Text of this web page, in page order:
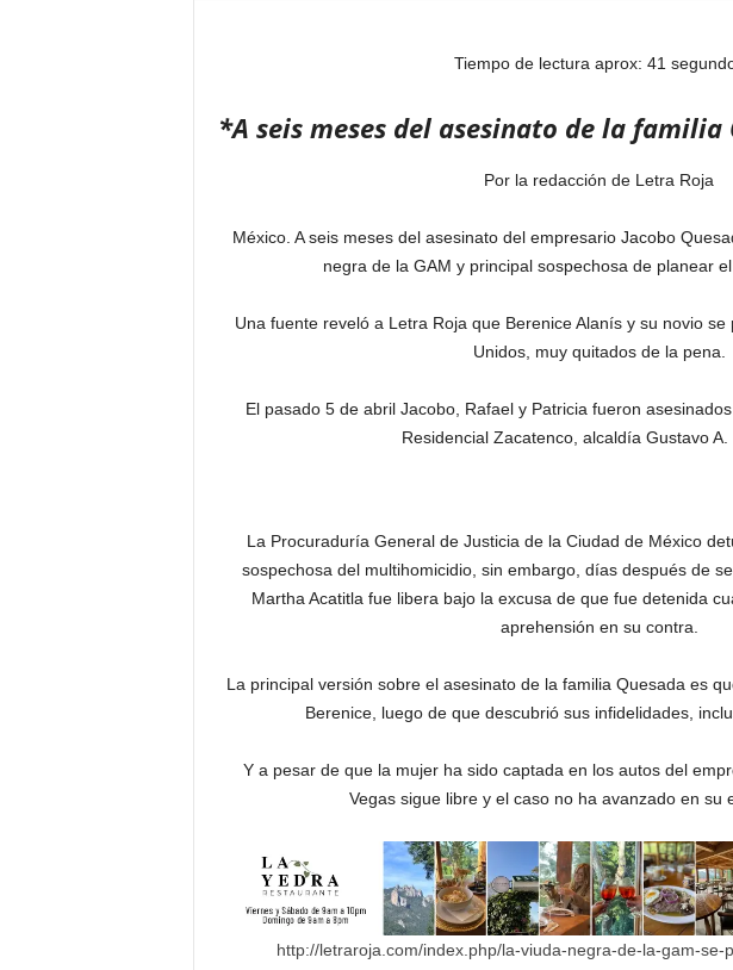
Tiempo de lectura aprox: 41
*A seis meses del asesinato de la familia
Por la redacción de Letra Roja
México. A seis meses del asesinato del empresario Jacobo
negra de la GAM y principal sospechosa de planear
Una fuente reveló a Letra Roja que Berenice Alanís y su novio
Unidos, muy quitados de la pena.
El pasado 5 de abril Jacobo, Rafael y Patricia fueron
Residencial Zacatenco, alcaldía Gustavo A.
La Procuraduría General de Justicia de la Ciudad de México
sospechosa del multihomicidio, sin embargo, días después de
Martha Acatitla fue libera bajo la excusa de que fue detenida
aprehensión en su contra.
La principal versión sobre el asesinato de la familia Quesada es
Berenice, luego de que descubrió sus infidelidades,
Y a pesar de que la mujer ha sido captada en los autos del
Vegas sigue libre y el caso no ha avanzado en su
http://letraroja.com/index.php/la-viuda-negra-de-la-gam-se-